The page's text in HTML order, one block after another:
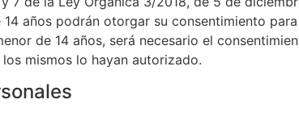
años podrán otorgar su consentimiento
de 14 años, será necesario el
mismos lo hayan autorizado.